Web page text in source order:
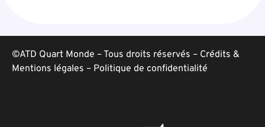
©ATD Quart Monde – Tous droits réservés – Crédits &
Mentions légales – Politique de confidentialité